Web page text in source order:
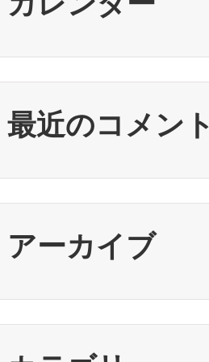
最近のコメント
アーカイブ